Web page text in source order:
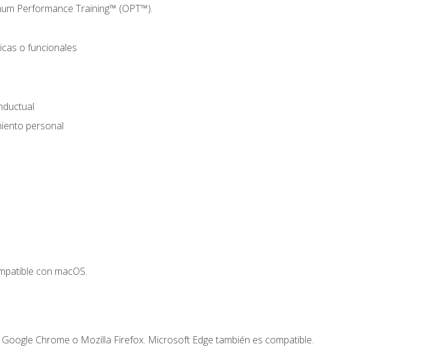
Performance Training™ (OPT™).
o funcionales
personal
con macOS.
Chrome o Mozilla Firefox. Microsoft Edge también es compatible.